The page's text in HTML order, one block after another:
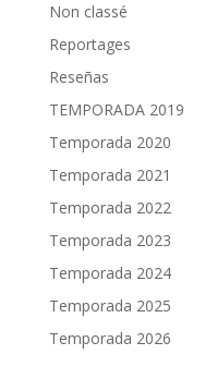
Non classé
Reportages
Reseñas
TEMPORADA 2019
Temporada 2020
Temporada 2021
Temporada 2022
Temporada 2023
Temporada 2024
Temporada 2025
Temporada 2026